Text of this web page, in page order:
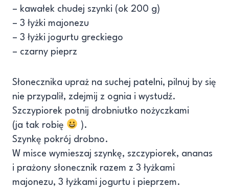
– kawałek chudej szynki (ok 200 g)
– 3 łyżki majonezu
– 3 łyżki jogurtu greckiego
– czarny pieprz
Słonecznika upraż na suchej patelni, pilnuj by się
nie przypalił, zdejmij z ognia i wystudź.
Szczypiorek potnij drobniutko nożyczkami
(ja tak robię
).
Szynkę pokrój drobno.
W misce wymieszaj szynkę, szczypiorek, ananas
i prażony słonecznik razem z 3 łyżkami
majonezu, 3 łyżkami jogurtu i pieprzem.